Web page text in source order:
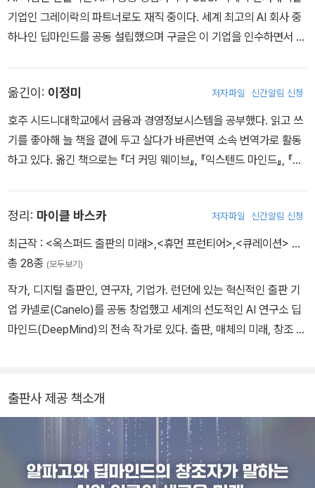
기업인 그레이락의 파트너로도 재직 중이다. 세계 최고의 AI 회사 중
하나인 딥마인드를 공동 설립했으며 구글은 이 기업을 인수하면서 유
닝이라는 혁신의 주역이었고 전 세계에 충격을 안긴 바둑 프로그램
‘알파고’를 개발하기도 했다. 최근까지 구글에서 AI 제품 관리 부서의
부사장으로 일했으며 그의 팀과 함께 세계에서 가장 강력한 대화용 A
I 시스템인 람다(LaMDA)를 개발했다. 현재 캘리포니아의 팔로 알토
옮긴이: 이정미 저자파일 신간알림 신청
호주 시드니대학교에서 금융과 경영정보시스템을 공부했다. 읽고 쓰
기를 좋아해 늘 책을 곁에 두고 살다가 바른번역 소속 번역가로 활동
하고 있다. 옮긴 책으로는 『더 커밍 웨이브』, 『익스텐드 마인드』, 『7
정리: 마이클 바스카 저자파일 신간알림 신청
최근작 : <옥스퍼드 출판의 미래> <휴먼 프런티어> <큐레이션> …
총 28종 (모두보기)
작가, 디지털 출판인, 연구자, 기업가. 런던에 있는 혁신적인 출판 기
업 카넬로(Canelo)를 공동 창업했고 세계의 선도적인 AI 연구소 딥
마인드(DeepMind)의 전속 작가로 있다. 출판, 매체의 미래, 창조 산
적기업가협회(British Council Young Creative Entrepreneur)
회원과 프랑크푸르트 도서전 펠로우로 활동했다. 저서로 단행본 『콘
텐츠 기계The Content Machine』(2013), 『큐레이션: 과잉의 시대
와 선별의 힘Curation: The Power of Selection in a World of
출판사 제공 책소개